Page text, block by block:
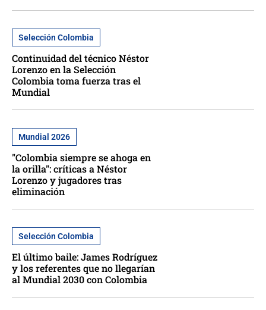
Selección Colombia
Continuidad del técnico Néstor
Lorenzo en la Selección
Colombia toma fuerza tras el
Mundial
Mundial 2026
"Colombia siempre se ahoga en
la orilla": críticas a Néstor
Lorenzo y jugadores tras
eliminación
Selección Colombia
El último baile: James Rodríguez
y los referentes que no llegarían
al Mundial 2030 con Colombia